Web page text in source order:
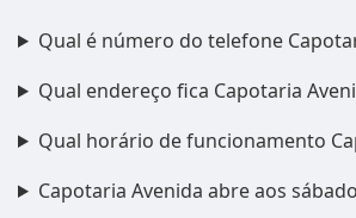
Qual é número do telefone
Qual endereço fica Capotaria
Qual horário de funcionamento
Capotaria Avenida abre aos